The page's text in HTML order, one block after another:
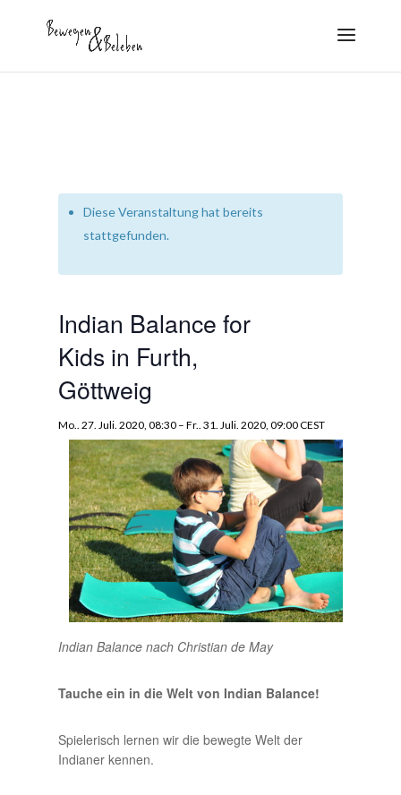
Diese Veranstaltung hat bereits
stattgefunden.
Indian Balance for
Kids in Furth,
Göttweig
Mo.. 27. Juli. 2020, 08:30– Fr.. 31. Juli. 2020, 09:00CEST
Indian Balance nach Christian de May
Tauche ein in die Welt von Indian Balance!
Spielerisch lernen wir die bewegte Welt der
Indianer kennen.